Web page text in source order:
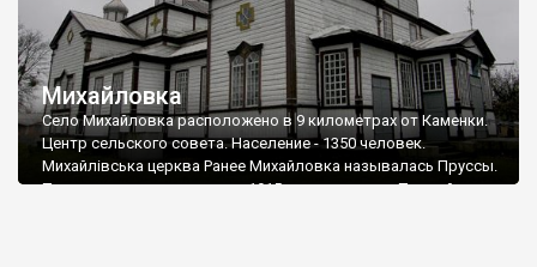
Михайловка
Село Михайловка расположено в 9 километрах от Каменки.
Центр сельского совета. Население - 1350 человек.
Михайлівська церква Ранее Михайловка называлась Пруссы.
Переименовали деревню в 1915 году, во время Первой